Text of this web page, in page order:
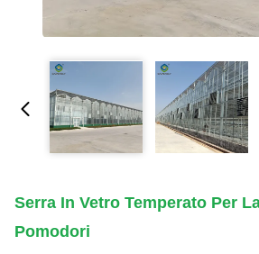
Serra In Vetro Temperato Per
Pomodori